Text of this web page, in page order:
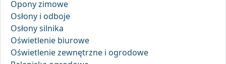
Opony zimowe
Osłony i odboje
Osłony silnika
Oświetlenie biurowe
Oświetlenie zewnętrzne i ogrodowe